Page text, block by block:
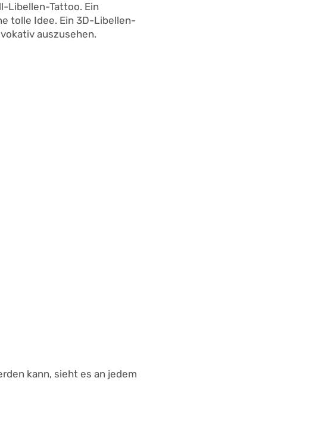
Libellen-Tattoo. Ein
tolle Idee. Ein 3D-Libellen-
auszusehen.
kann, sieht es an jedem